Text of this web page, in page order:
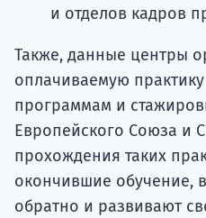
и отделов кадров
Также, данные центры
оплачиваемую
программам и
Европейского Союза и
прохождения таких
окончившие обучение,
обратно и развивают